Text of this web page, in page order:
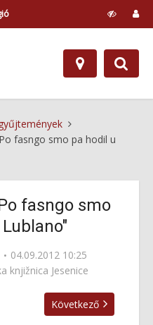
fasngo smo pa hodil u
fasngo smo
04.09.2012 10:25
knjižnica Jesenice
Következő